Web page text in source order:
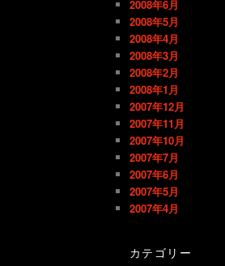
2008年6月
2008年5月
2008年4月
2008年3月
2008年2月
2008年1月
2007年12月
2007年11月
2007年10月
2007年7月
2007年6月
2007年5月
2007年4月
カテゴリー